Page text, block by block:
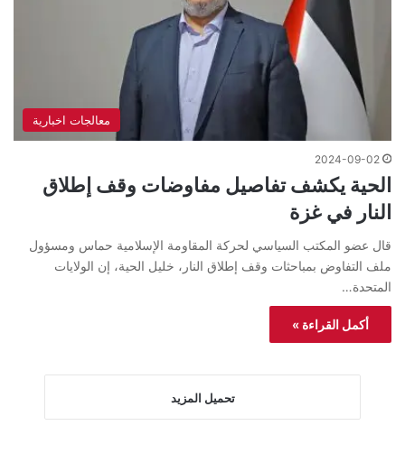
معالجات اخبارية
2024-09-02
الحية يكشف تفاصيل مفاوضات وقف إطلاق
النار في غزة
قال عضو المكتب السياسي لحركة المقاومة الإسلامية حماس ومسؤول
ملف التفاوض بمباحثات وقف إطلاق النار، خليل الحية، إن الولايات
المتحدة…
أكمل القراءة »
تحميل المزيد